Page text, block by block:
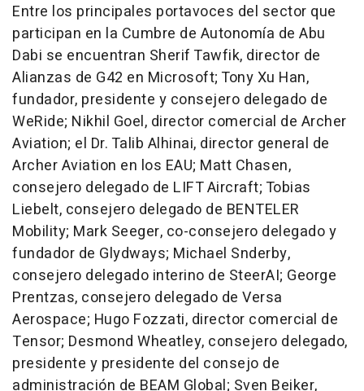
Entre los principales portavoces del sector que
participan en la Cumbre de Autonomía de Abu
Dabi se encuentran Sherif Tawfik, director de
Alianzas de G42 en Microsoft; Tony Xu Han,
fundador, presidente y consejero delegado de
WeRide; Nikhil Goel, director comercial de Archer
Aviation; el Dr. Talib Alhinai, director general de
Archer Aviation en los EAU; Matt Chasen,
consejero delegado de LIFT Aircraft; Tobias
Liebelt, consejero delegado de BENTELER
Mobility; Mark Seeger, co-consejero delegado y
fundador de Glydways; Michael Snderby,
consejero delegado interino de SteerAI; George
Prentzas, consejero delegado de Versa
Aerospace; Hugo Fozzati, director comercial de
Tensor; Desmond Wheatley, consejero delegado,
presidente y presidente del consejo de
administración de BEAM Global; Sven Beiker,